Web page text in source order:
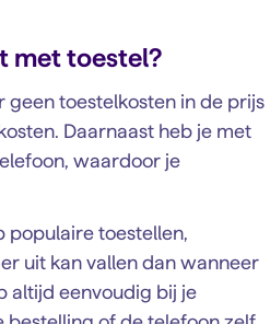
met toestel?
geen toestelkosten in de prijs
Daarnaast heb je met
waardoor je
populaire toestellen,
uit kan vallen dan wanneer
altijd eenvoudig bij je